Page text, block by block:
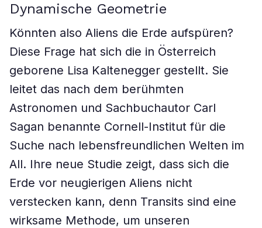
Dynamische Geometrie
Könnten also Aliens die Erde aufspüren?
Diese Frage hat sich die in Österreich
geborene Lisa Kaltenegger gestellt. Sie
leitet das nach dem berühmten
Astronomen und Sachbuchautor Carl
Sagan benannte Cornell-Institut für die
Suche nach lebensfreundlichen Welten im
All. Ihre neue Studie zeigt, dass sich die
Erde vor neugierigen Aliens nicht
verstecken kann, denn Transits sind eine
wirksame Methode, um unseren